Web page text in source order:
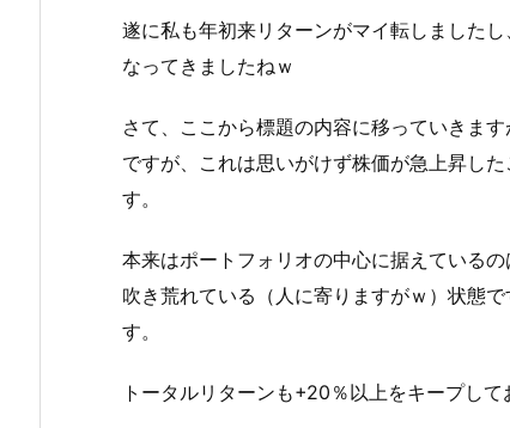
遂に私も年初来リターンがマイ転しました
なってきましたねｗ
さて、ここから標題の内容に移っていきま
ですが、これは思いがけず株価が急上昇し
す。
本来はポートフォリオの中心に据えている
吹き荒れている（人に寄りますがｗ）状態
す。
トータルリターンも+20％以上をキープし